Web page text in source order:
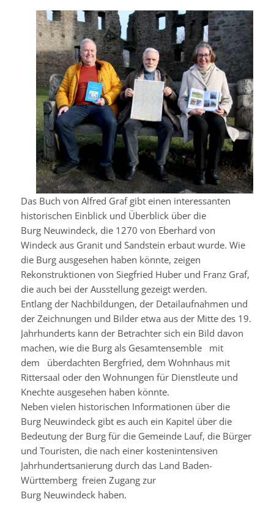
Das Buch von Alfred Graf gibt einen interessanten
historischen Einblick und Überblick über die
Burg Neuwindeck, die 1270 von Eberhard von
Windeck aus Granit und Sandstein erbaut wurde. Wie
die Burg ausgesehen haben könnte, zeigen
Rekonstruktionen von Siegfried Huber und Franz Graf,
die auch bei der Ausstellung gezeigt werden.
Entlang der Nachbildungen, der Detailaufnahmen und
der Zeichnungen und Bilder etwa aus der Mitte des 19.
Jahrhunderts kann der Betrachter sich ein Bild davon
machen, wie die Burg als Gesamtensemble mit
dem überdachten Bergfried, dem Wohnhaus mit
Rittersaal oder den Wohnungen für Dienstleute und
Knechte ausgesehen haben könnte.
Neben vielen historischen Informationen über die
Burg Neuwindeck gibt es auch ein Kapitel über die
Bedeutung der Burg für die Gemeinde Lauf, die Bürger
und Touristen, die nach einer kostenintensiven
Jahrhundertsanierung durch das Land Baden-
Württemberg freien Zugang zur
Burg Neuwindeckhaben.